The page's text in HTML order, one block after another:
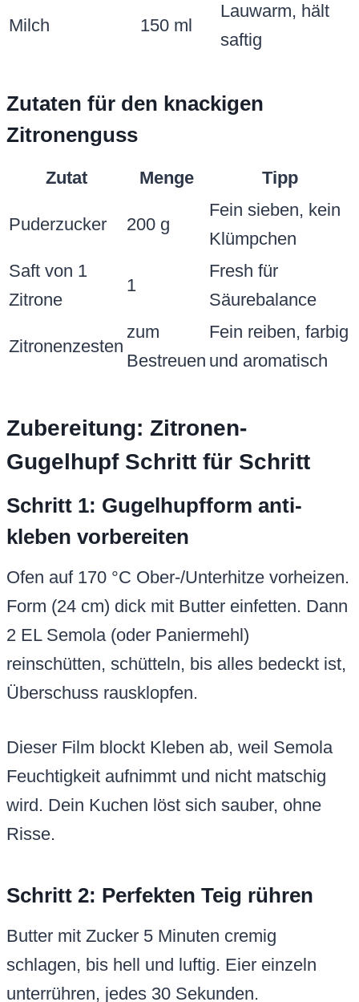
Milch 150 ml
Lauwarm, hält
saftig
Zutaten für den knackigen
Zitronenguss
Zutat Menge Tipp
Puderzucker 200 g
Fein sieben, kein
Klümpchen
Saft von 1
Zitrone
1
Fresh für
Säurebalance
Zitronenzesten
zum
Bestreuen
Fein reiben, farbig
und aromatisch
Zubereitung: Zitronen-
Gugelhupf Schritt für Schritt
Schritt 1: Gugelhupfform anti-
kleben vorbereiten
Ofen auf 170 °C Ober-/Unterhitze vorheizen.
Form (24 cm) dick mit Butter einfetten. Dann
2 EL Semola (oder Paniermehl)
reinschütten, schütteln, bis alles bedeckt ist,
Überschuss rausklopfen.
Dieser Film blockt Kleben ab, weil Semola
Feuchtigkeit aufnimmt und nicht matschig
wird. Dein Kuchen löst sich sauber, ohne
Risse.
Schritt 2: Perfekten Teig rühren
Butter mit Zucker 5 Minuten cremig
schlagen, bis hell und luftig. Eier einzeln
unterrühren, jedes 30 Sekunden.